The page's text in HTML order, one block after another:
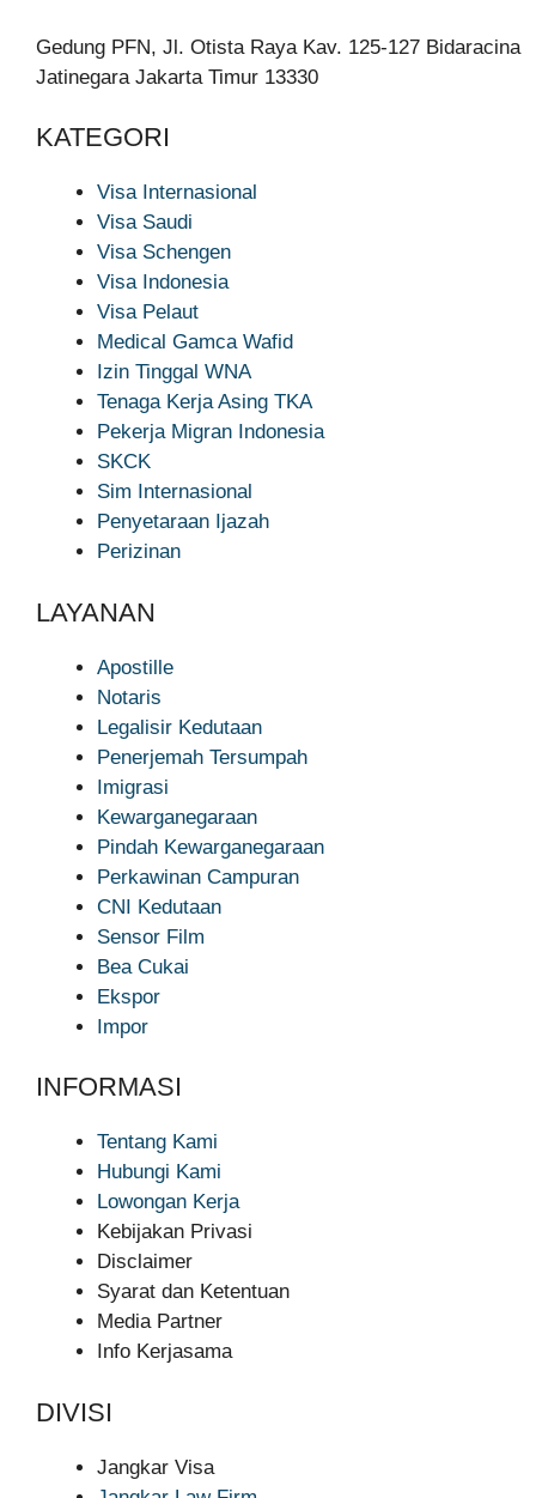
Gedung PFN, Jl. Otista Raya Kav. 125-127 Bidaracina
Jatinegara Jakarta Timur 13330
KATEGORI
Visa Internasional
Visa Saudi
Visa Schengen
Visa Indonesia
Visa Pelaut
Medical Gamca Wafid
Izin Tinggal WNA
Tenaga Kerja Asing TKA
Pekerja Migran Indonesia
SKCK
Sim Internasional
Penyetaraan Ijazah
Perizinan
LAYANAN
Apostille
Notaris
Legalisir Kedutaan
Penerjemah Tersumpah
Imigrasi
Kewarganegaraan
Pindah Kewarganegaraan
Perkawinan Campuran
CNI Kedutaan
Sensor Film
Bea Cukai
Ekspor
Impor
INFORMASI
Tentang Kami
Hubungi Kami
Lowongan Kerja
Kebijakan Privasi
Disclaimer
Syarat dan Ketentuan
Media Partner
Info Kerjasama
DIVISI
Jangkar Visa